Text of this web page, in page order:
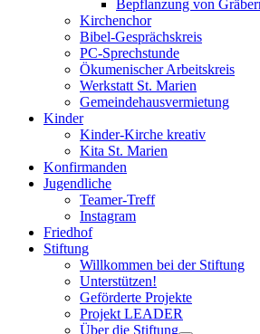
Bepflanzung von
Kirchenchor
Bibel-Gesprächskreis
PC-Sprechstunde
Ökumenischer Arbeitskreis
Werkstatt St. Marien
Gemeindehausvermietung
Kinder
Kinder-Kirche kreativ
Kita St. Marien
Konfirmanden
Jugendliche
Teamer-Treff
Instagram
Friedhof
Stiftung
Willkommen bei der Stiftung
Unterstützen!
Geförderte Projekte
Projekt LEADER
Über die Stiftung